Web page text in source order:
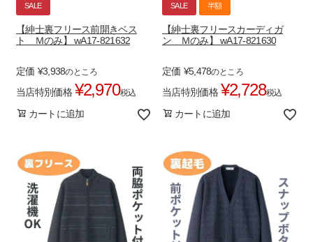
SALE
【紳士裏フリース前開きベス
ト Ｍのみ】 wA17-821632
定価 ¥3,938のところ
当店特別価格 ¥2,970税込
カートに追加
SALE 半額
【紳士裏フリースカーディガ
ン Ｍのみ】 wA17-821630
定価 ¥5,478のところ
当店特別価格 ¥2,728税込
カートに追加